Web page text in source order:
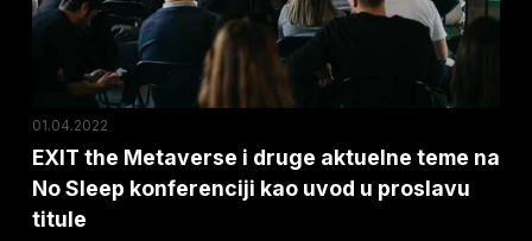
teme
Sleep
konferenciji
kao
uvod
01.04.2022
EXIT the Metaverse i druge aktuelne teme na
No Sleep konferenciji kao uvod u proslavu
titule